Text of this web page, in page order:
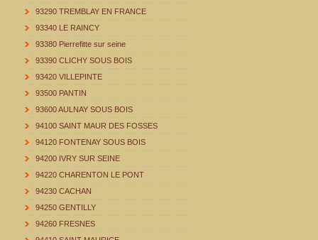
93290 TREMBLAY EN FRANCE
93340 LE RAINCY
93380 Pierrefitte sur seine
93390 CLICHY SOUS BOIS
93420 VILLEPINTE
93500 PANTIN
93600 AULNAY SOUS BOIS
94100 SAINT MAUR DES FOSSES
94120 FONTENAY SOUS BOIS
94200 IVRY SUR SEINE
94220 CHARENTON LE PONT
94230 CACHAN
94250 GENTILLY
94260 FRESNES